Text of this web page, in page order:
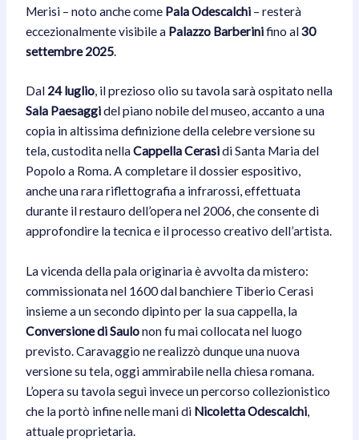
Merisi – noto anche come Pala Odescalchi – resterà
eccezionalmente visibile a Palazzo Barberinifino al30
settembre 2025
Dal 24 luglio, il prezioso olio su tavola sarà ospitato nella
Sala Paesaggidel piano nobile del museo, accanto a una
copia in altissima definizione della celebre versione su
tela, custodita nellaCappella Cerasidi Santa Maria del
Popolo a Roma. A completare il dossier espositivo,
anche una rara riflettografia a infrarossi, effettuata
durante il restauro dell’opera nel 2006, che consente di
approfondire la tecnica e il processo creativo dell’artista.
La vicenda della pala originaria è avvolta da mistero:
commissionata nel 1600 dal banchiere Tiberio Cerasi
insieme a un secondo dipinto per la sua cappella, la
Conversione di Saulonon fu mai collocata nel luogo
previsto. Caravaggio ne realizzò dunque una nuova
versione su tela, oggi ammirabile nella chiesa romana.
L’opera su tavola seguì invece un percorso collezionistico
che la portò infine nelle mani di Nicoletta Odescalchi,
attuale proprietaria.